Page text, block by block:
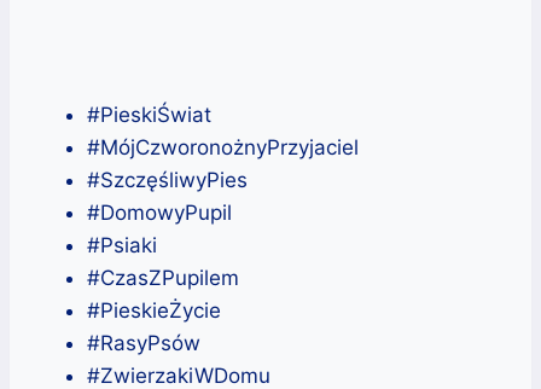
#PieskiŚwiat
#MójCzworonożnyPrzyjaciel
#SzczęśliwyPies
#DomowyPupil
#Psiaki
#CzasZPupilem
#PieskieŻycie
#RasyPsów
#ZwierzakiWDomu